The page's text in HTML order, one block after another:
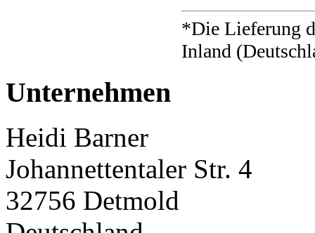
*Die Lieferung
Inland
Unternehmen
Heidi Barner
Johannettentaler Str. 4
32756 Detmold